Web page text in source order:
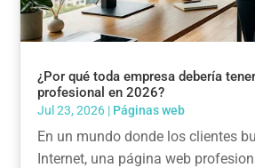
¿Por qué toda empresa debería
profesional en 2026?
Jul 23, 2026 | Páginas web
En un mundo donde los clientes
Internet, una página web